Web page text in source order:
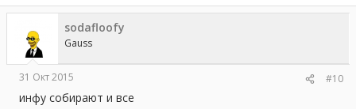
sodafloofy
Gauss
31 Окт 2015 #10
инфу собирают и все